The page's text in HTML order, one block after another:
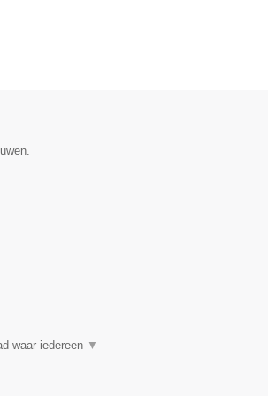
waar iedereen ▼